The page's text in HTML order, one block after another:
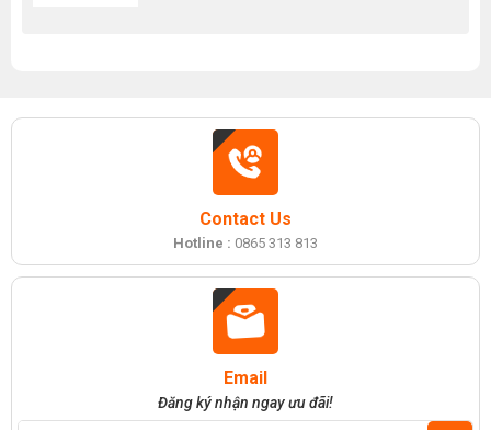
Contact Us
Hotline : 0865 313 813
Email
Đăng ký nhận ngay ưu đãi!